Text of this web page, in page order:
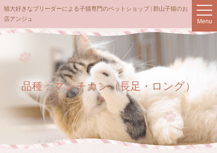
t
o
g
v
i
g
a
t
Menu
猫大好きなブリーダーによる子猫専門のペットショップ | 郡山子猫のお
店アンジュ
品種：マンチカン（長足・ロング）